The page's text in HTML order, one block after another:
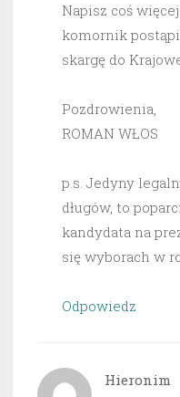
Napisz coś
komornik
skargę do
Pozdrowienia,
ROMAN WŁOS
p.s. Jedyny
długów, to
kandydata na
się wyborach w
Odpowiedz
Hieronim